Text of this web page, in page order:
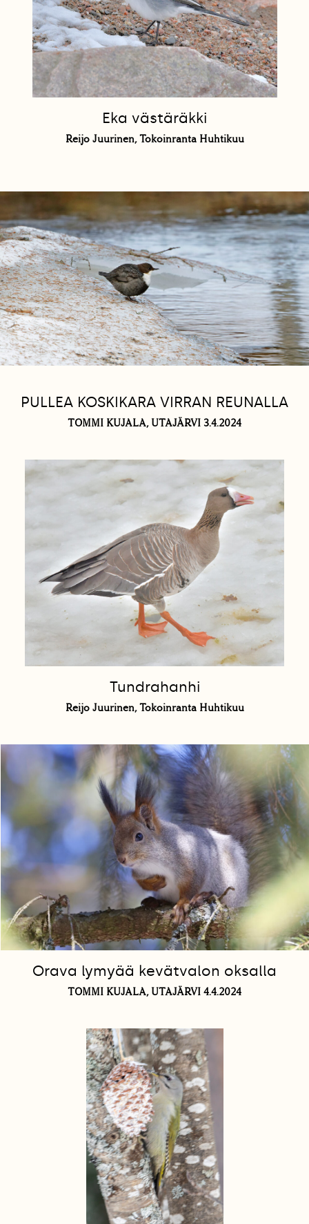
Eka västäräkki
Reijo Juurinen, Tokoinranta Huhtikuu
PULLEA KOSKIKARA VIRRAN REUNALLA
TOMMI KUJALA, UTAJÄRVI 3.4.2024
Tundrahanhi
Reijo Juurinen, Tokoinranta Huhtikuu
Orava lymyää kevätvalon oksalla
TOMMI KUJALA, UTAJÄRVI 4.4.2024